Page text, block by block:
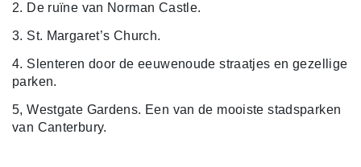
2. De ruïne van Norman Castle.
3. St. Margaret’s Church.
4. Slenteren door de eeuwenoude straatjes en gezellige
parken.
5, Westgate Gardens. Een van de mooiste stadsparken
van Canterbury.